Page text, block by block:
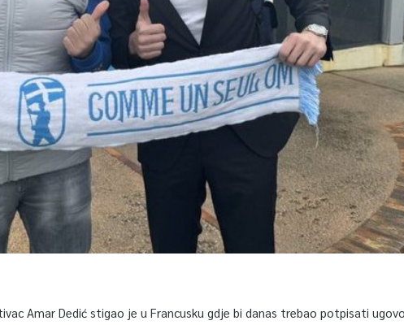
Amar Dedić stigao je u Francusku gdje bi danas trebao potpisati